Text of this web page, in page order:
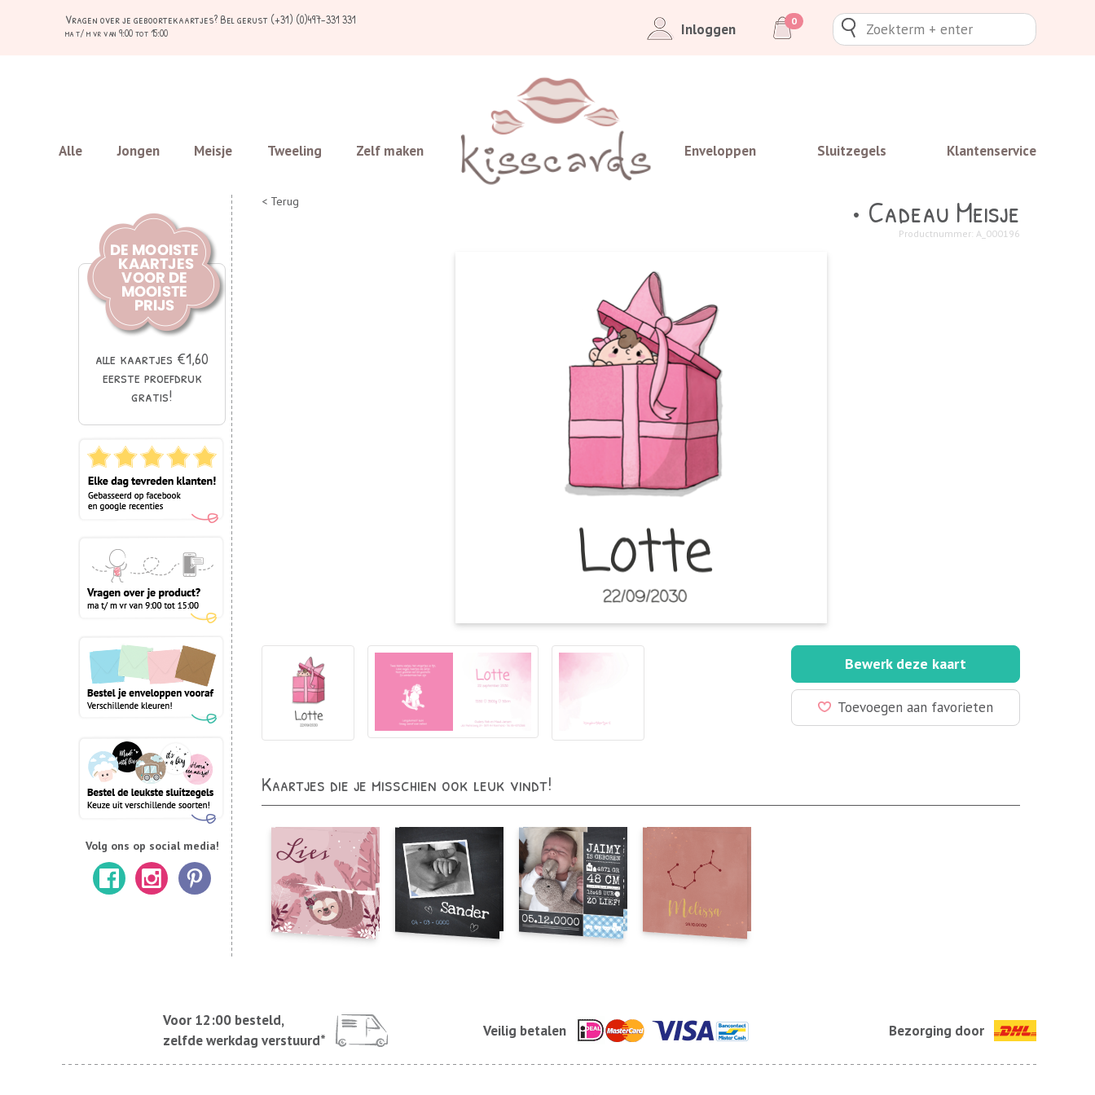
Vragen over je geboortekaartjes? Bel gerust (+31) (0)497-331 331
ma t/ m vr van 9:00 tot 15:00 Inloggen 0
Alle Jongen Meisje Tweeling Zelf maken Enveloppen Sluitzegels Klantenservice
alle kaartjes €1,60
eerste proefdruk
gratis!
Volg ons op social media!
< Terug • Cadeau Meisje
Productnummer: A_000196
Bewerk deze kaart
Toevoegen aan favorieten
Kaartjes die je misschien ook leuk vindt!
Voor 12:00 besteld,
zelfde werkdag verstuurd*
Veilig betalen Bezorging door